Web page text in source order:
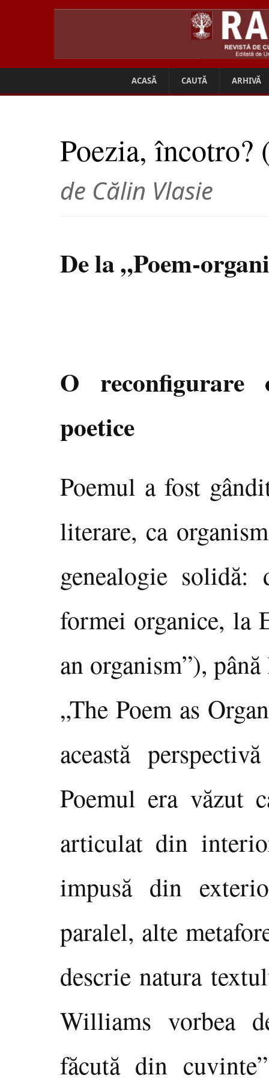
ACASĂ CAUTĂ ARHIVĂ
Poezia, încotro?
de Călin Vlasie
De la „Poem-
O reconfigurare
poetice
Poemul a fost
literare, ca
genealogie
formei organice, la
an organism”),
„The Poem as
această
Poemul era văzut
articulat din
impusă din
paralel, alte
descrie natura
Williams vorbea
făcută din